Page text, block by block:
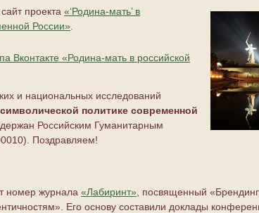
проекта «‘Родина-мать’ в
России»
Вконтакте «Родина-мать в российской
и национальных исследований
политике современной
Российским Гуманитарным
Поздравляем!
номер журнала «Лабиринт» , посвященный
Его основу составили доклады